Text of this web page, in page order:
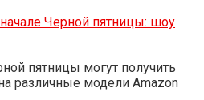
Черной пятницы: шоу
пятницы могут получить
различные модели Amazon